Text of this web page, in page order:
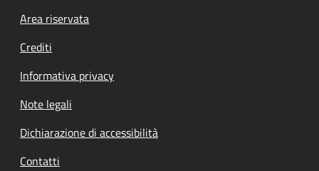
Footer menu
Area riservata
Crediti
Informativa privacy
Note legali
Dichiarazione di accessibilità
Contatti